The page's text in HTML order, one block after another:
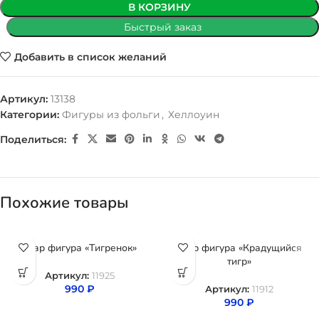
В КОРЗИНУ
Быстрый заказ
Добавить в список желаний
Артикул: 13138
Категории: Фигуры из фольги , Хеллоуин
Поделиться:
Похожие товары
Шар фигура «Тигренок»
Артикул: 11925
990 ₽
Шар фигура «Крадущийся
тигр»
Артикул: 11912
990 ₽